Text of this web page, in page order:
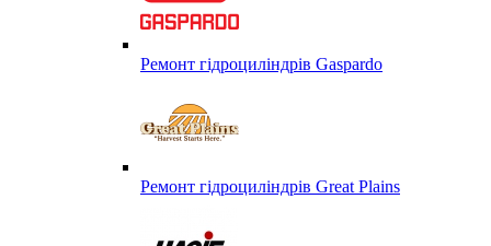
Ремонт гідроциліндрів Gaspardo
Ремонт гідроциліндрів Great Plains